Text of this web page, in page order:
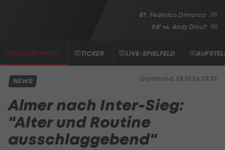
81' Federico Dimarco
90' +4 Andy Diouf
NACHBERICHT TICKER LIVE-SPIELFELD
Dortmund, 28.01.26 23:33
NEWS
Almer nach Inter-Sieg:
"Alter und Routine
ausschlaggebend"